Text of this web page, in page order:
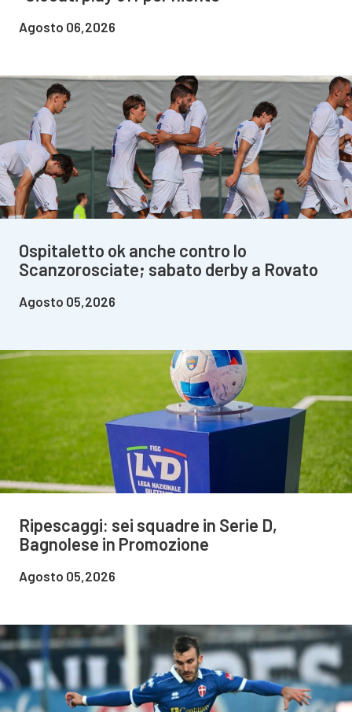
Agosto 06,2026
Ospitaletto ok anche contro lo
Scanzorosciate; sabato derby a Rovato
Agosto 05,2026
Ripescaggi: sei squadre in Serie D,
Bagnolese in Promozione
Agosto 05,2026